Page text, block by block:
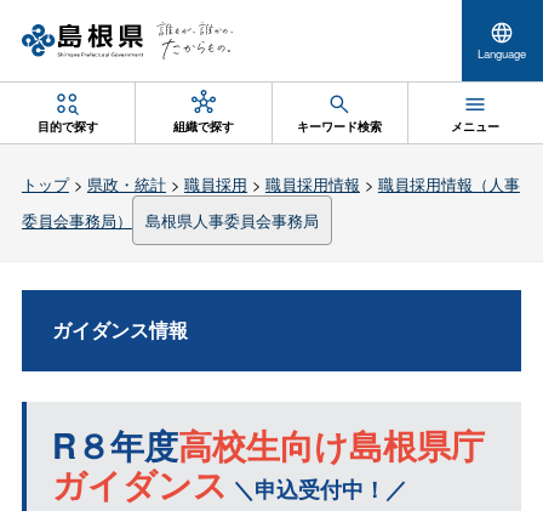
Language
目的で探す 組織で探す キーワード検索 メニュー
トップ> 県政・統計> 職員採用 > 職員採用情報 > 職員採用情報（人事
委員会事務局）
島根県人事委員会事務局
ガイダンス情報
R８年度高校生向け島根県庁
ガイダンス ＼申込受付中！／